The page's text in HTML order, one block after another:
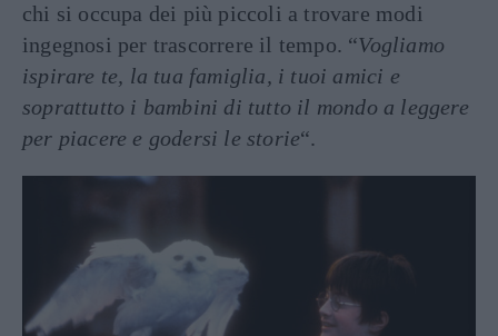
chi si occupa dei più piccoli a trovare modi
ingegnosi per trascorrere il tempo. “Vogliamo
ispirare te, la tua famiglia, i tuoi amici e
soprattutto i bambini di tutto il mondo a leggere
per piacere e godersi le storie“.